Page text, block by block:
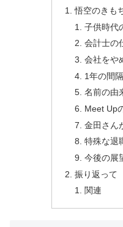
悟空のきも
子供時代
会計士の
会社をや
1年の間
名前の由
Meet Up
金田さん
特殊な退
今後の展
振り返って
関連